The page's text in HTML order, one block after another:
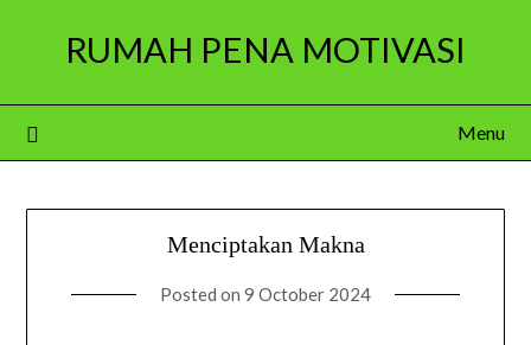
RUMAH PENA MOTIVASI
Menu
Menciptakan Makna
Posted on 9 October 2024